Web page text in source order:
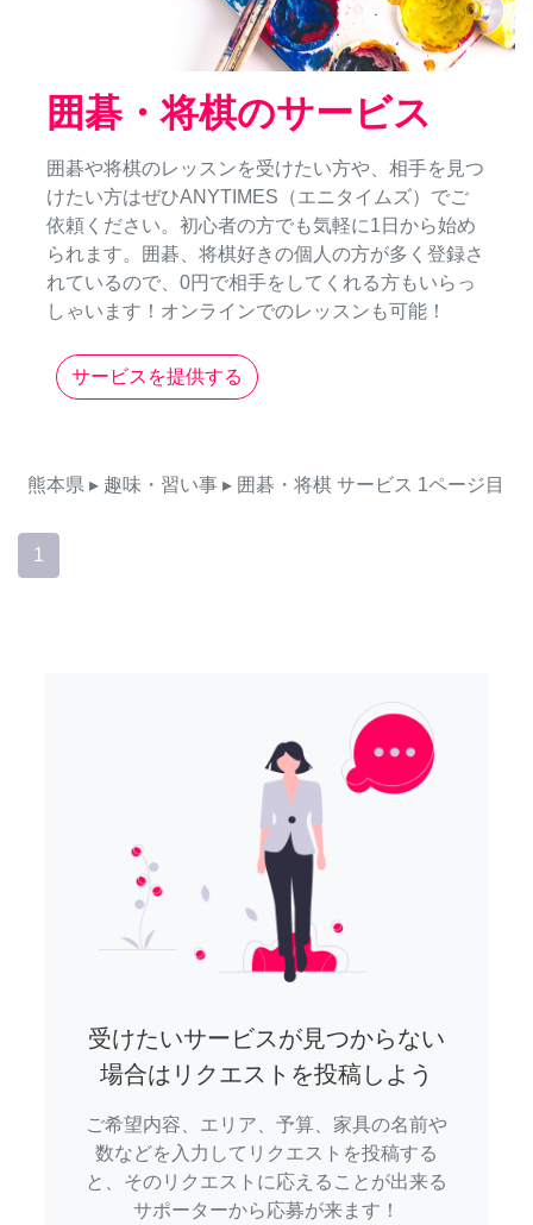
囲碁・将棋のサービス
囲碁や将棋のレッスンを受けたい方や、相手を見つ
けたい方はぜひANYTIMES（エニタイムズ）でご
依頼ください。初心者の方でも気軽に1日から始め
られます。囲碁、将棋好きの個人の方が多く登録さ
れているので、0円で相手をしてくれる方もいらっ
しゃいます！オンラインでのレッスンも可能！
サービスを提供する
熊本県 ▸ 趣味・習い事 ▸ 囲碁・将棋 サービス 1ページ目
1
受けたいサービスが見つからない
場合はリクエストを投稿しよう
ご希望内容、エリア、予算、家具の名前や
数などを入力してリクエストを投稿する
と、そのリクエストに応えることが出来る
サポーターから応募が来ます！